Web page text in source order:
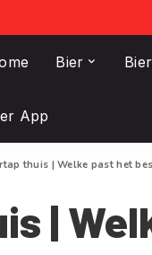
Bier
App
thuis | Welke past het
|